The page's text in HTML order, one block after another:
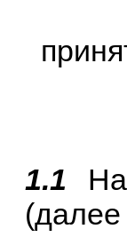
1.1